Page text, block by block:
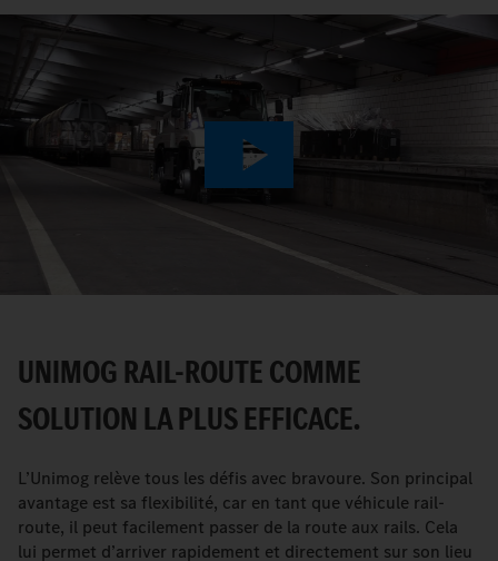
Play
Video
UNIMOG RAIL-ROUTE COMME
SOLUTION LA PLUS EFFICACE.
L’Unimog relève tous les défis avec bravoure. Son principal
avantage est sa flexibilité, car en tant que véhicule rail-
route, il peut facilement passer de la route aux rails. Cela
lui permet d’arriver rapidement et directement sur son lieu